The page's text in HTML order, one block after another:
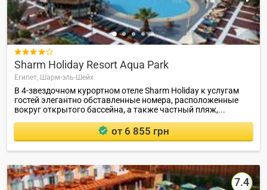

Sharm Holiday Resort Aqua Park
Египет, Шарм-эль-Шейх
В 4-звездочном курортном отеле Sharm Holiday к услугам
гостей элегантно обставленные номера, расположенные
вокруг открытого бассейна, а также частный пляж,...
от 6 855 грн
7.4